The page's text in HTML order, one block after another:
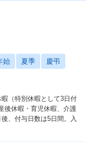
始 夏季 慶弔
（特別休暇として3日付
後休暇・育児休暇、介護
、付与日数は5日間。入